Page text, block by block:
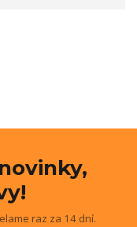
raz za 14 dní.